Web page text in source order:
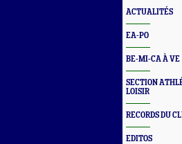
ACTUALITÉS
EA-PO
BE-MI-CA À VE
SECTION
LOISIR
RECORDS DU
EDITOS